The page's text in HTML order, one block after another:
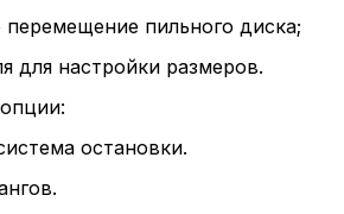
перемещение пильного диска;
для настройки размеров.
остановки.